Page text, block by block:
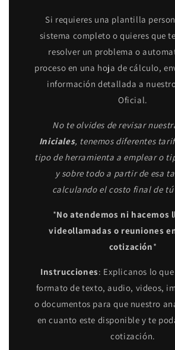
Si requieres una plantilla
sistema completo o quieres que
resolver un problema o
proceso en una hoja de cálculo,
información detallada a
Oficial.
No te olvides de revisar
Iniciales, tenemos diferentes
tipo de herramienta a emplear o
y sobre todo a partir de esa
calculando el costo final de
*No atendemos ni hacemos
videollamadas o reuniones
cotización*
Instrucciones: Explicanos lo
formato de texto, audio, videos,
o documentos para que nuestro
en cuanto este disponible y te
cotización.